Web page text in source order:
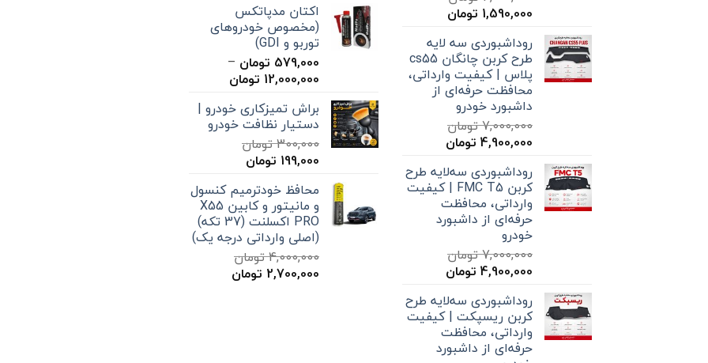
قیمت
2,000,000 تومان
بود.
1,590,000 تومان
1,590,000 تومان
است.
روداشبوردی سه‌ لایه
طرح کربن چانگان cs55
پلاس | کیفیت وارداتی،
محافظت حرفه‌ای از
داشبورد خودرو
7,000,000تومان
قیمت
7,000,000 تومان
بود.
4,900,000 تومان
است.
روداشبوردی سه‌لایه طرح
کربن FMC T5 | کیفیت
وارداتی، محافظت
حرفه‌ای از داشبورد
خودرو
7,000,000تومان
قیمت
7,000,000 تومان
بود.
4,900,000 تومان
است.
روداشبوردی سه‌لایه طرح
کربن ریسپکت | کیفیت
وارداتی، محافظت
حرفه‌ای از داشبورد
تا
اکتان مدپاتکس
(مخصوص خودروهای
توربو و GDI)
579,000 تومان –
12,000,000 تومان
تا
براش تمیزکاری خودرو |
دستیار نظافت خودرو
300,000تومان
قیمت
300,000 تومان
بود.
199,000 تومان
199,000 تومان
است.
محافظ خودترمیم کنسول
و مانیتور و کابین X55
PRO اکسلنت (37 تکه)
(اصلی وارداتی درجه یک)
4,000,000تومان
قیمت
2,700,000 تومان